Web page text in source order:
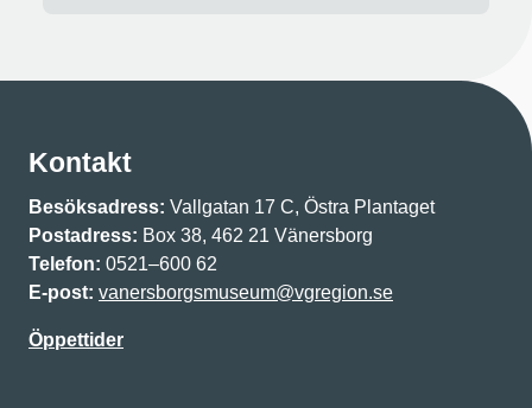
Kontakt
Besöksadress: Vallgatan 17 C, Östra Plantaget
Postadress: Box 38, 462 21 Vänersborg
Telefon: 0521–600 62
E-post: vanersborgsmuseum@vgregion.se
Öppettider